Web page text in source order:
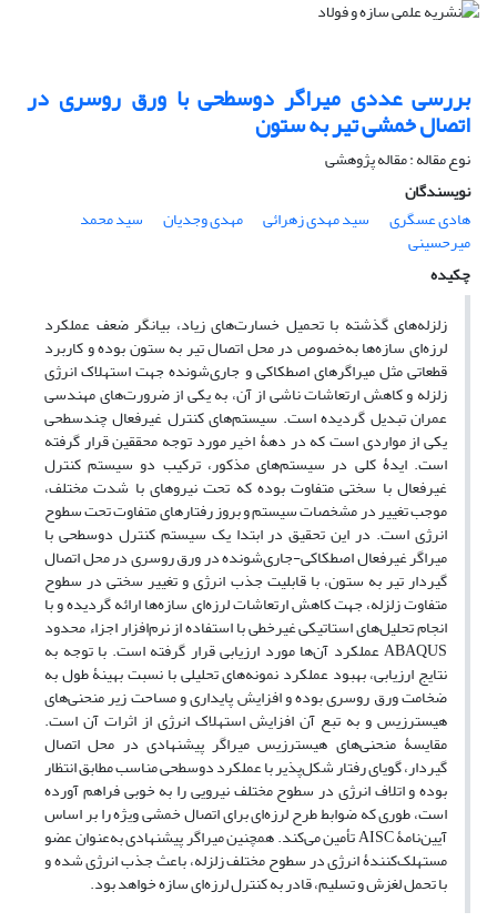
بررسی عددی میراگر دوسطحی با ورق روسری در
اتصال خمشی تیر به ستون
نوع مقاله : مقاله پژوهشی
نویسندگان
هادی عسگری
سید مهدی زهرائی مهدی وجدیان سید محمد
میرحسینی
چکیده
زلزله‌های گذشته با تحمیل خسارت‌های زیاد، بیانگر ضعف عملکرد
لرزهای سازه‌ها به‌خصوص در محل اتصال تیر به ستون بوده و کاربرد
قطعاتی مثل میراگرهای اصطکاکی و جاری‌شونده جهت استهلاک انرژی
زلزله و کاهش ارتعاشات ناشی از آن، به یکی از ضرورت‌های مهندسی
عمران تبدیل گردیده است. سیستم‌های کنترل غیرفعال چندسطحی
یکی از مواردی است که در دهۀ اخیر مورد توجه محققین قرار گرفته
است. ایدۀ کلی در سیستم‌های مذکور، ترکیب دو سیستم کنترل
غیرفعال با سختی متفاوت بوده که تحت نیروهای با شدت مختلف،
موجب تغییر در مشخصات سیستم و بروز رفتارهای متفاوت تحت سطوح
انرژی است. در این تحقیق در ابتدا یک سیستم کنترل دوسطحی با
میراگر غیرفعال اصطکاکی-جاری‌شونده در ورق روسری در محل اتصال
گیردار تیر به ستون، با قابلیت جذب انرژی و تغییر سختی در سطوح
متفاوت زلزله، جهت کاهش ارتعاشات لرزه‌ای سازه‌ها ارائه گردیده و با
انجام تحلیل‌های استاتیکی غیرخطی با استفاده از نرم‌افزار اجزاء محدود
ABAQUSعملکرد آن‌ها مورد ارزیابی قرار گرفته است. با توجه به
نتایج ارزیابی، بهبود عملکرد نمونه‌های تحلیلی با نسبت بهینۀ طول به
ضخامت ورق روسری بوده و افزایش پایداری و مساحت زیر منحنی‌های
هیسترزیس و به تبع آن افزایش استهلاک انرژی از اثرات آن است.
مقایسۀ منحنی‌های هیسترزیس میراگر پیشنهادی در محل اتصال
گیردار، گویای رفتار شکل‌پذیر با عملکرد دوسطحی مناسب مطابق انتظار
بوده و اتلاف انرژی در سطوح مختلف نیرویی را به خوبی فراهم آورده
است، طوری که ضوابط طرح لرزه‌ای برای اتصال خمشی ویژه را بر اساس
آیین‌نامۀAISCتأمین میکند. همچنین میراگر پیشنهادی به‌عنوان عضو
مستهلک‌کنندۀ انرژی در سطوح مختلف زلزله، باعث جذب انرژی شده و
با تحمل لغزش و تسلیم، قادر به کنترل لرزهای سازه خواهد بود.